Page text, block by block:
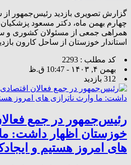
گزارش تصویری بازدید رئیس‌جمهور از
چهارم بهمن ماه، دکتر مسعود
همراهی جمعی از مسئولان کشوری و
استاندار خوزستان از ساحل کارون
کد مطلب : 2293
بهمن ۴, ۱۴۰۳ - 10:47 ق.ظ
312 بازدید
رئیس‌جمهور در جمع
خوزستان اظهار داشت:
های امروز هستیم و